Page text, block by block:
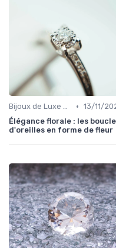
Bijoux de Luxe pour Femmes • 13/11/
Élégance florale : les
d'oreilles en forme de fleur